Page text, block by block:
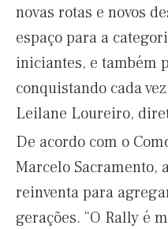
novas rotas e novos
espaço para a
iniciantes, e também
conquistando cada
Leilane Loureiro,
De acordo com o
Marcelo Sacramento,
reinventa para
gerações. “O Rally é